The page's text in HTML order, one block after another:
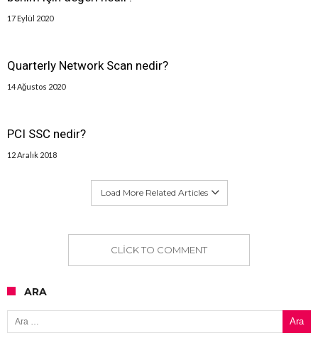
17 Eylül 2020
Quarterly Network Scan nedir?
14 Ağustos 2020
PCI SSC nedir?
12 Aralık 2018
Load More Related Articles
CLICK TO COMMENT
ARA
Arama: